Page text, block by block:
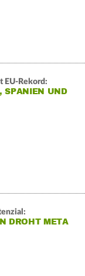
EU-Rekord:
SPANIEN UND
DROHT META